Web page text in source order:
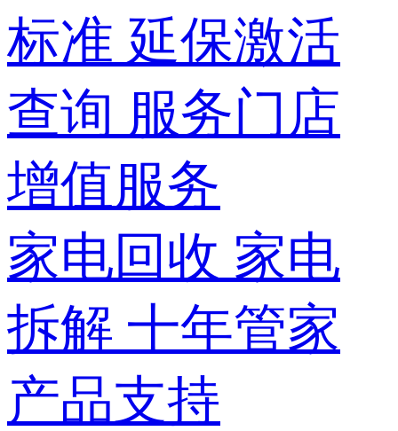
标准 延保激活
查询 服务门店
增值服务
家电回收 家电
拆解 十年管家
产品支持